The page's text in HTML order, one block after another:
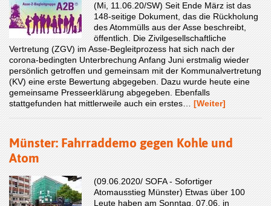
(Mi, 11.06.20/SW) Seit Ende März ist das
148-seitige Dokument, das die Rückholung
des Atommülls aus der Asse beschreibt,
öffentlich. Die Zivilgesellschaftliche
Vertretung (ZGV) im Asse-Begleitprozess hat sich nach der
corona-bedingten Unterbrechung Anfang Juni erstmalig wieder
persönlich getroffen und gemeinsam mit der Kommunalvertretung
(KV) eine erste Bewertung abgegeben. Dazu wurde heute eine
gemeinsame Presseerklärung abgegeben. Ebenfalls
stattgefunden hat mittlerweile auch ein erstes… [Weiter]
Münster: Fahrraddemo gegen Kohle und
Atom
(09.06.2020/ SOFA - Sofortiger
Atomausstieg Münster) Etwas über 100
Leute haben am Sonntag, 07.06. in